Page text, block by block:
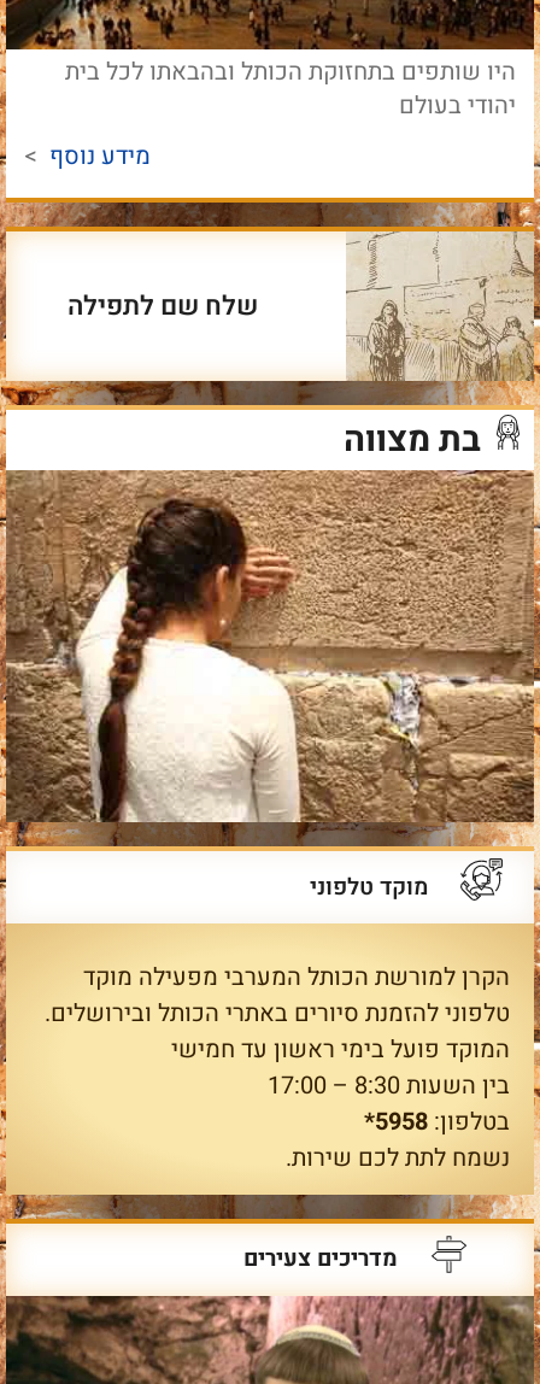
היו שותפים בתחזוקת הכותל ובהבאתו לכל בית
יהודי בעולם
מידע נוסף >
שלח שם לתפילה
בת מצווה
מוקד טלפוני
הקרן למורשת הכותל המערבי מפעילה מוקד
טלפוני להזמנת סיורים באתרי הכותל ובירושלים.
המוקד פועל בימי ראשון עד חמישי
בין השעות 8:30 – 17:00
בטלפון: 5958*
נשמח לתת לכם שירות.
מדריכים צעירים